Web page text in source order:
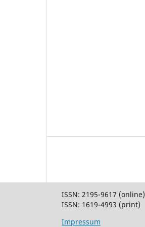
ISSN: 2195-9617 (online)
ISSN: 1619-4993 (print)
Impressum